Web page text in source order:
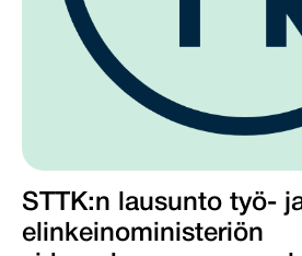
STTK:n lausunto työ-
elinkeinoministeriön